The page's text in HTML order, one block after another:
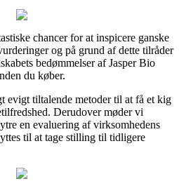
chancer for at inspicere ganske
og på grund af dette tilråder
bedømmelser af Jasper Bio
du køber.
evigt tiltalende metoder til at få et kig
Derudover møder vi
en evaluering af virksomhedens
til at tage stilling til tidligere